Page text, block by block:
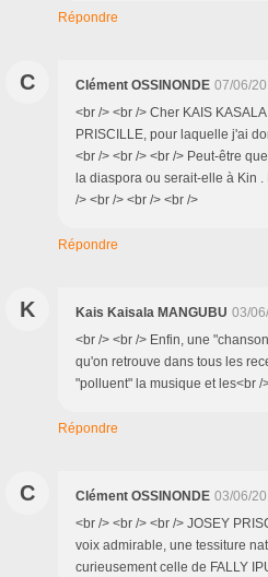
Répondre
C Clément OSSINONDE 07/06/
<br /> <br /> Cher KAIS
PRISCILLE, pour laquelle j'ai
<br /> <br /> <br /> Peut-être
la diaspora ou serait-elle à Kin
/> <br /> <br /> <br />
Répondre
K Kais Kaisala MANGUBU 03/
<br /> <br /> Enfin, une
qu'on retrouve dans tous les
"polluent" la musique et les<br /
Répondre
C Clément OSSINONDE 03/06/
<br /> <br /> <br /> JOSEY
voix admirable, une tessiture
curieusement celle de FALLY